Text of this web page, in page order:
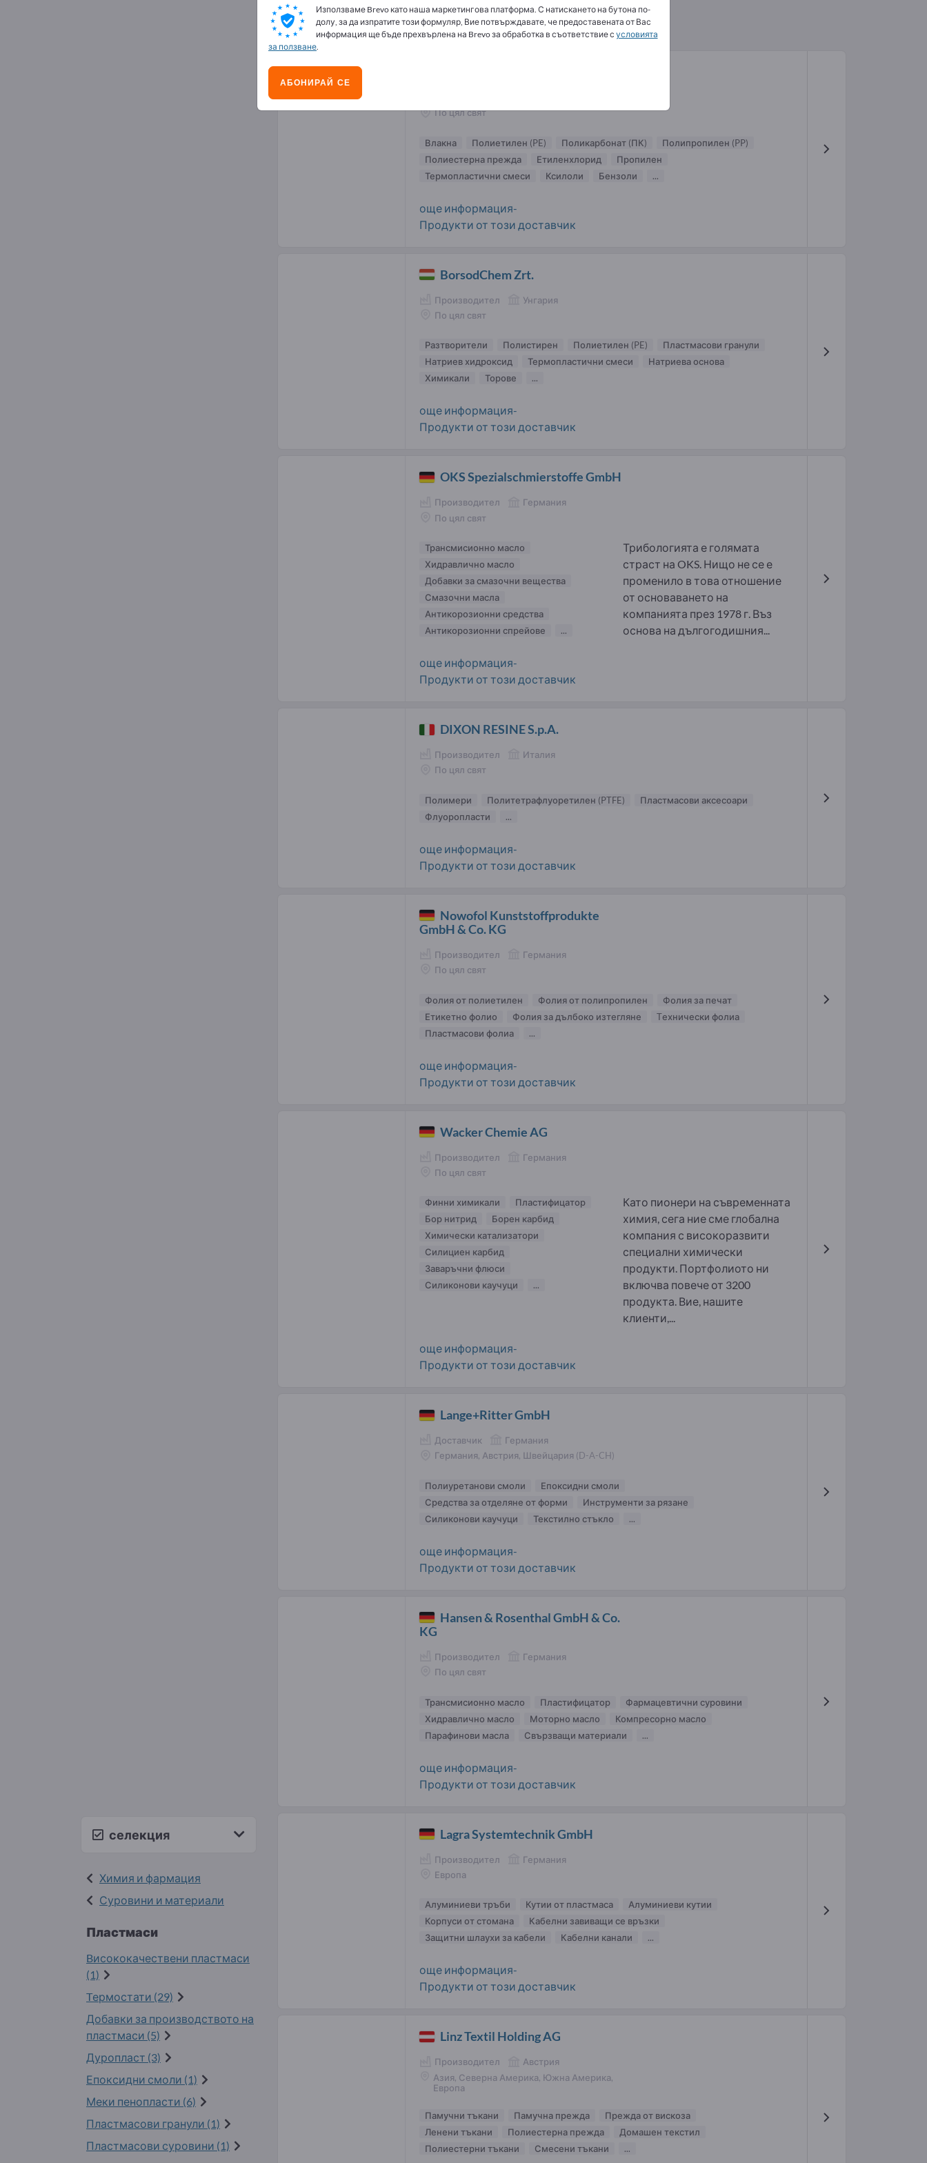
селекция
Химия и фармация
Суровини и материали
Пластмаси
Bисококачествени пластмаси
(1)
Tермостати (29)
Добавки за производството на
пластмаси (5)
Дуропласт (3)
Епоксидни смоли (1)
Меки пенопласти (6)
Пластмасови гранули (1)
Пластмасови суровини (1)
Пластмаси доставчици (40)
По цял свят
Влакна Полиетилен (PE) Поликарбонат (ПК)
Полипропилен (PP)
Полиестерна прежда
Етиленхлорид
Пропилен
Термопластични смеси
Ксилоли Бензоли ...
още информация-
Продукти от този доставчик
BorsodChem Zrt.
Производител
Унгария
По цял свят
Разтворители Полистирен Полиетилен (PE)
Пластмасови гранули
Натриев хидроксид
Термопластични смеси
Натриева основа
Химикали
Торове ...
още информация-
Продукти от този доставчик
OKS Spezialschmierstoffe GmbH
Производител
Германия
По цял свят
Трансмисионно масло
Хидравлично масло
Добавки за смазочни вещества
Смазочни масла
Антикорозионни средства
Антикорозионни спрейове
...
Трибологията е голямата
страст на OKS. Нищо не се е
променило в това отношение
от основаването на
компанията през 1978 г. Въз
основа на дългогодишния...
още информация-
Продукти от този доставчик
DIXON RESINE S.p.A.
Производител
Италия
По цял свят
Полимери Политетрафлуоретилен (PTFE)
Пластмасови аксесоари
Флуоропласти
...
още информация-
Продукти от този доставчик
Nowofol Kunststoffprodukte
GmbH & Co. KG
Производител
Германия
По цял свят
Фолия от полиетилен Фолия от полипропилен
Фолия за печат
Етикетно фолио
Фолия за дълбоко изтегляне
Tехнически фолиа
Пластмасови фолиа
...
още информация-
Продукти от този доставчик
Wacker Chemie AG
Производител
Германия
По цял свят
Финни химикали
Пластифицатор
Бор нитрид
Борен карбид
Химически катализатори
Силициен карбид
Заваръчни флюси
Силиконови каучуци
...
Като пионери на съвременната
химия, сега ние сме глобална
компания с високоразвити
специални химически
продукти. Портфолиото ни
включва повече от 3200
продукта. Вие, нашите
клиенти,...
още информация-
Продукти от този доставчик
Lange+Ritter GmbH
Доставчик
Германия
Германия, Австрия, Швейцария (D-A-CH)
Полиуретанови смоли
Епоксидни смоли
Средства за отделяне от форми
Инструменти за рязане
Силиконови каучуци
Текстилно стъкло ...
още информация-
Продукти от този доставчик
Hansen & Rosenthal GmbH & Co.
KG
Производител
Германия
По цял свят
Трансмисионно масло Пластифицатор
Фармацевтични суровини
Хидравлично масло
Моторно масло
Компресорно масло
Парафинови масла
Свързващи материали ...
още информация-
Продукти от този доставчик
Lagra Systemtechnik GmbH
Производител
Германия
Европа
Алуминиеви тръби Кутии от пластмаса
Алуминиеви кутии
Корпуси от стомана
Кабелни завиващи се връзки
Защитни шлаухи за кабели
Кабелни канали ...
още информация-
Продукти от този доставчик
Linz Textil Holding AG
Производител
Австрия
Азия, Северна Америка, Южна Америка,
Европа
Памучни тъкани Памучна прежда
Прежда от вискоза
Ленени тъкани
Полиестерна прежда
Домашен текстил
Полиестерни тъкани
Смесени тъкани ...
Използваме Brevo като наша маркетингова платформа. С натискането на бутона по-
долу, за да изпратите този формуляр, Вие потвърждавате, че предоставената от Вас
информация ще бъде прехвърлена на Brevo за обработка в съответствие с условията
за ползване.
АБОНИРАЙ СЕ